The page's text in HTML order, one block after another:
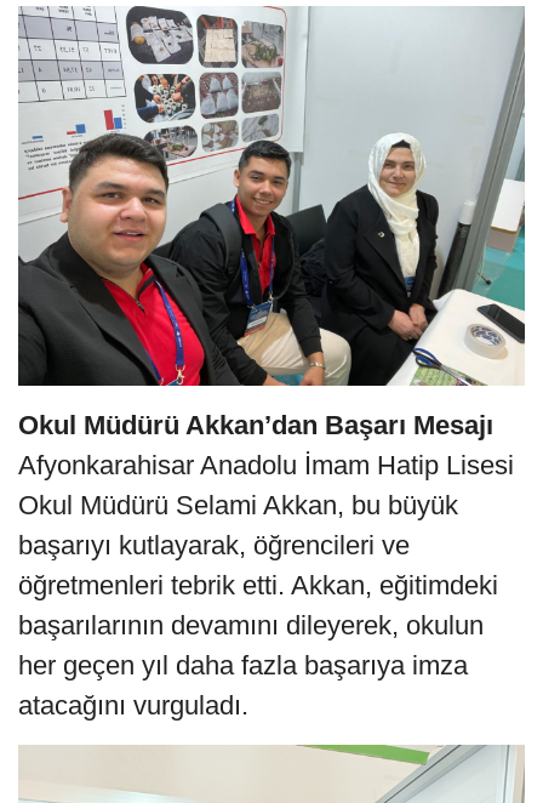
Okul Müdürü Akkan’dan Başarı Mesajı
Afyonkarahisar Anadolu İmam Hatip Lisesi
Okul Müdürü Selami Akkan, bu büyük
başarıyı kutlayarak, öğrencileri ve
öğretmenleri tebrik etti. Akkan, eğitimdeki
başarılarının devamını dileyerek, okulun
her geçen yıl daha fazla başarıya imza
atacağını vurguladı.